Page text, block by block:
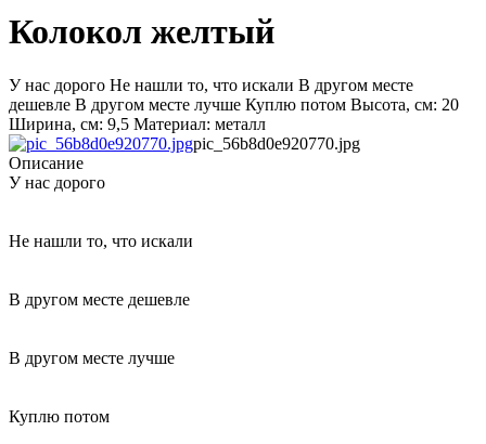
Колокол желтый
У нас дорого Не нашли то, что искали В другом месте
дешевле В другом месте лучше Куплю потом Высота, см: 20
Ширина, см: 9,5 Материал: металл
pic_56b8d0e920770.jpg
Описание
У нас дорого
Не нашли то, что искали
В другом месте дешевле
В другом месте лучше
Куплю потом